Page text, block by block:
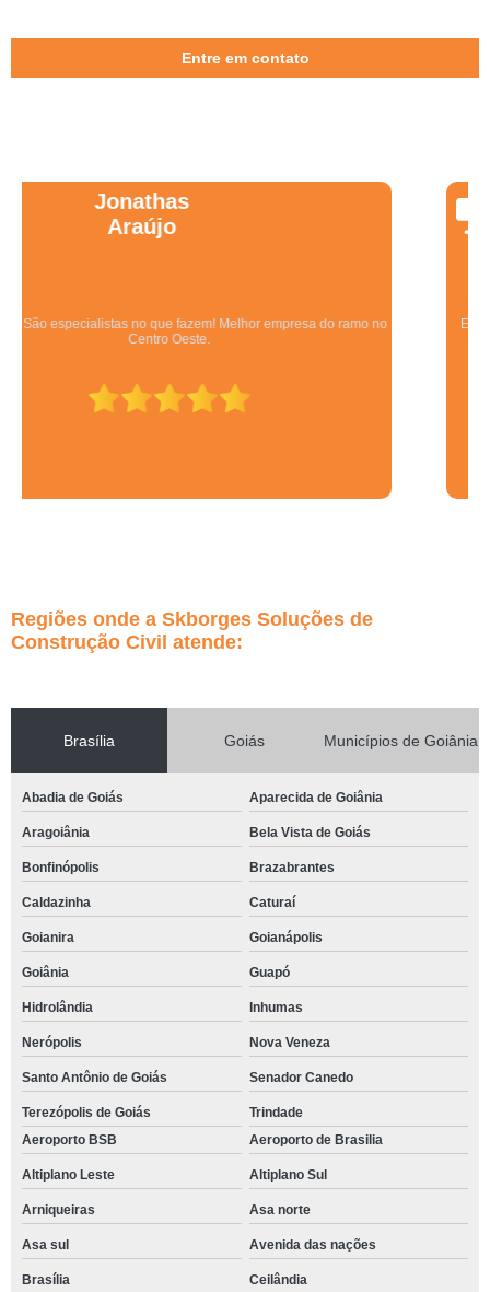
Entre em contato
Wanessa
Equipe qualificada, atendimento muito pontual e de forma organizada.
Preza pela qualidade, bom gosto e preço justo.
Regiões onde a Skborges Soluções de
Construção Civil atende:
Brasília Goiás Municípios de Goiânia
Abadia de Goiás Aparecida de Goiânia
Aragoiânia Bela Vista de Goiás
Bonfinópolis Brazabrantes
Caldazinha Caturaí
Goianira Goianápolis
Goiânia Guapó
Hidrolândia Inhumas
Nerópolis Nova Veneza
Santo Antônio de Goiás Senador Canedo
Terezópolis de Goiás
Trindade
Aeroporto BSB
Aeroporto de Brasilia
Altiplano Leste Altiplano Sul
Arniqueiras Asa norte
Asa sul Avenida das nações
Brasília Ceilândia